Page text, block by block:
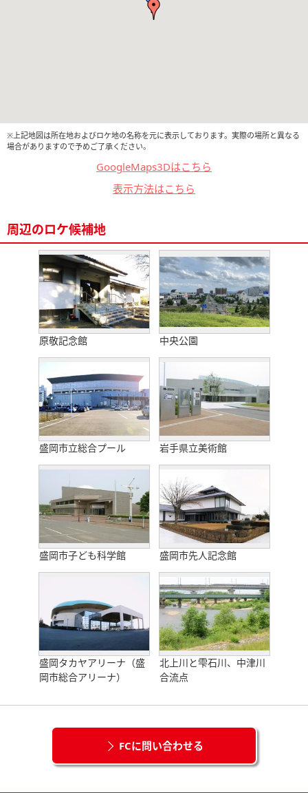
※上記地図は所在地およびロケ地の名称を元に表示しております。実際の場所と異なる
場合がありますので予めご了承ください。
GoogleMaps3Dはこちら
表示方法はこちら
周辺のロケ候補地
原敬記念館 中央公園
盛岡市立総合プール 岩手県立美術館
盛岡市子ども科学館 盛岡市先人記念館
盛岡タカヤアリーナ（盛
岡市総合アリーナ）
北上川と雫石川、中津川
合流点
FCに問い合わせる